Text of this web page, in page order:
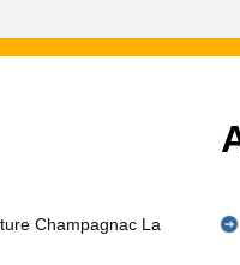
Champagnac La